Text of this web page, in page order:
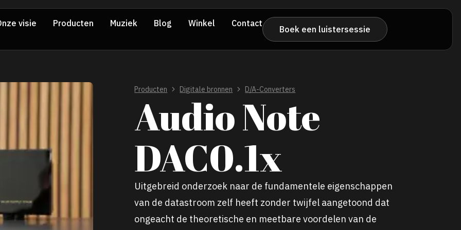
visie Producten Muziek Blog Winkel Contact
Boek een luistersessie
Producten Digitale bronnen D/A-Converters
Audio Note
DAC0.1x
Uitgebreid onderzoek naar de fundamentele eigenschappen
van de datastroom zelf heeft zonder twijfel aangetoond dat
ongeacht de theoretische en meetbare voordelen van de